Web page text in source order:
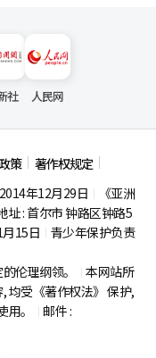
社 人民网
策 著作权规定
年12月29日
《亚洲
址 : 首尔市钟路区钟路5
15日
青少年保护负责
伦理纲领。
本网站所
受《著作权法》 保护,
。
邮件 :